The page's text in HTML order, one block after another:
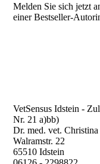
Melden Sie sich jetzt
einer Bestseller-
VetSensus Idstein -
Nr. 21 a)bb)
Dr. med. vet.
Walramstr. 22
65510 Idstein